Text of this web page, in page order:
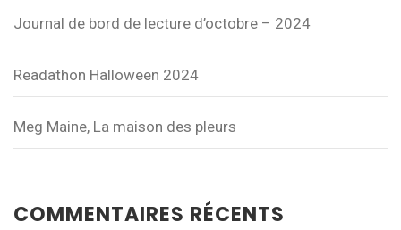
Journal de bord de lecture d’octobre – 2024
Readathon Halloween 2024
Meg Maine, La maison des pleurs
COMMENTAIRES RÉCENTS